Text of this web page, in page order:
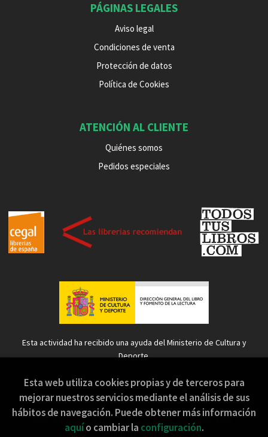
PÁGINAS LEGALES
Aviso legal
Condiciones de venta
Protección de datos
Política de Cookies
ATENCIÓN AL CLIENTE
Quiénes somos
Pedidos especiales
Esta actividad ha recibido una ayuda del Ministerio de Cultura y
Deporte.
2026 © Sopa de Sapo . Todos los Derechos Reservados |
Grupo Trevenque
Esta web utiliza cookies propias y de terceros para
mejorar nuestros servicios mediante el análisis de sus
hábitos de navegación. Puede obtener más información
aquío cambiar la configuración.